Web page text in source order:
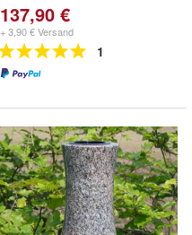
137,90 €
+ 3,90 € Versand
1